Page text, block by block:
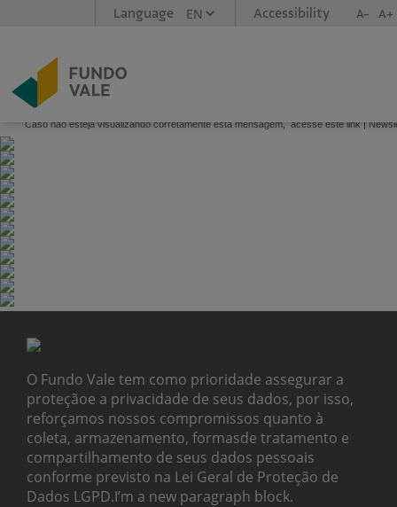
Language Accessibility A- A+
Caso não esteja visualizando corretamente esta mensagem, acesse este link |
O Fundo Vale tem como prioridade assegurar a
proteçãoe a privacidade de seus dados, por isso,
reforçamos nossos compromissos quanto à
coleta, armazenamento, formasde tratamento e
compartilhamento de seus dados pessoais
conforme previsto na Lei Geral de Proteção de
Dados LGPD.I’m a new paragraph block.